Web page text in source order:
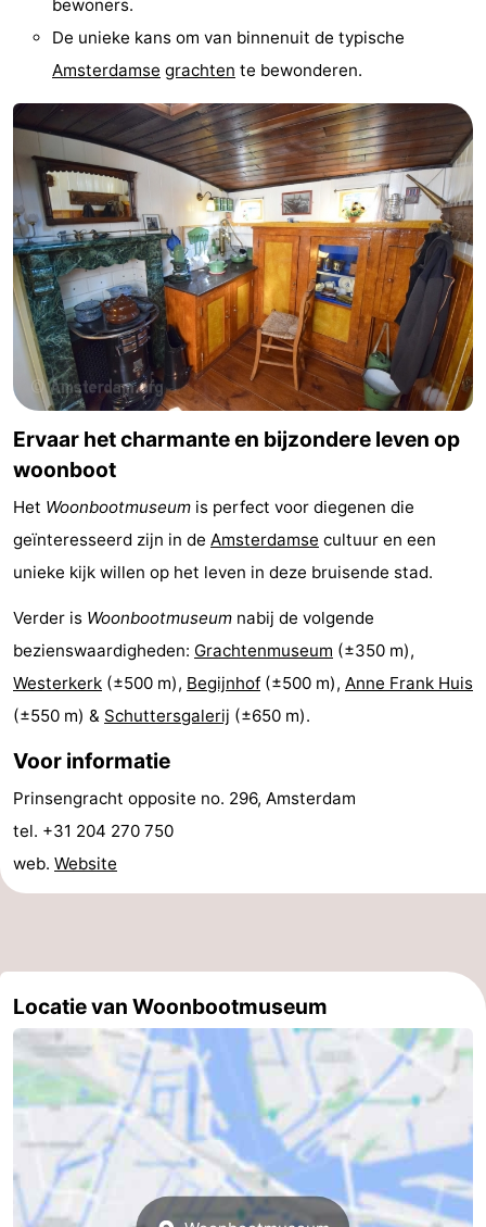
Coffeeshops
Homohoofdstad
Rosse
buurt
Geschiedenis
Diamantstad
Pleinen
in
het
Parken
en
Stadsdelen
-
Holland
Zuid-
Holland
Praktisch
Forum
Openbaar
vervoer
Route
Centraal
Station
Schiphol
Parkeren
Tips
voor
toeristen
Medische
adressen
Weer
Contact
bewoners.
De unieke kans om van binnenuit de typische
Amsterdamse grachten te bewonderen.
Ervaar het charmante en bijzondere leven op
woonboot
Het Woonbootmuseum is perfect voor diegenen die
geïnteresseerd zijn in de Amsterdamse cultuur en een
unieke kijk willen op het leven in deze bruisende stad.
Verder is Woonbootmuseum nabij de volgende
bezienswaardigheden: Grachtenmuseum (±350 m),
Westerkerk (±500 m), Begijnhof (±500 m), Anne Frank Huis
(±550 m) & Schuttersgalerij (±650 m).
Voor informatie
Prinsengracht opposite no. 296, Amsterdam
tel. +31 204 270 750
web. Website
Locatie van Woonbootmuseum